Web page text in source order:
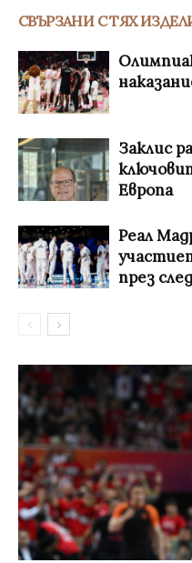
СВЪРЗАНИ С ТЯХ
Заклис
Европа
Реал
през